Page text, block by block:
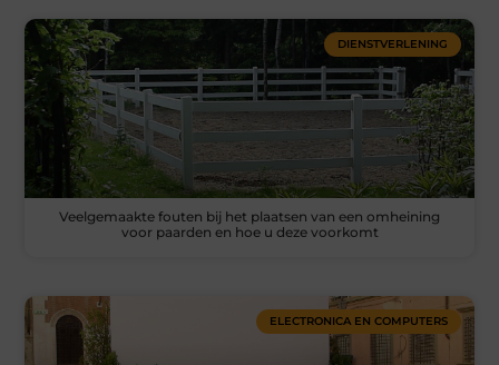
DIENSTVERLENING
Veelgemaakte fouten bij het plaatsen van een omheining
voor paarden en hoe u deze voorkomt
ELECTRONICA EN COMPUTERS